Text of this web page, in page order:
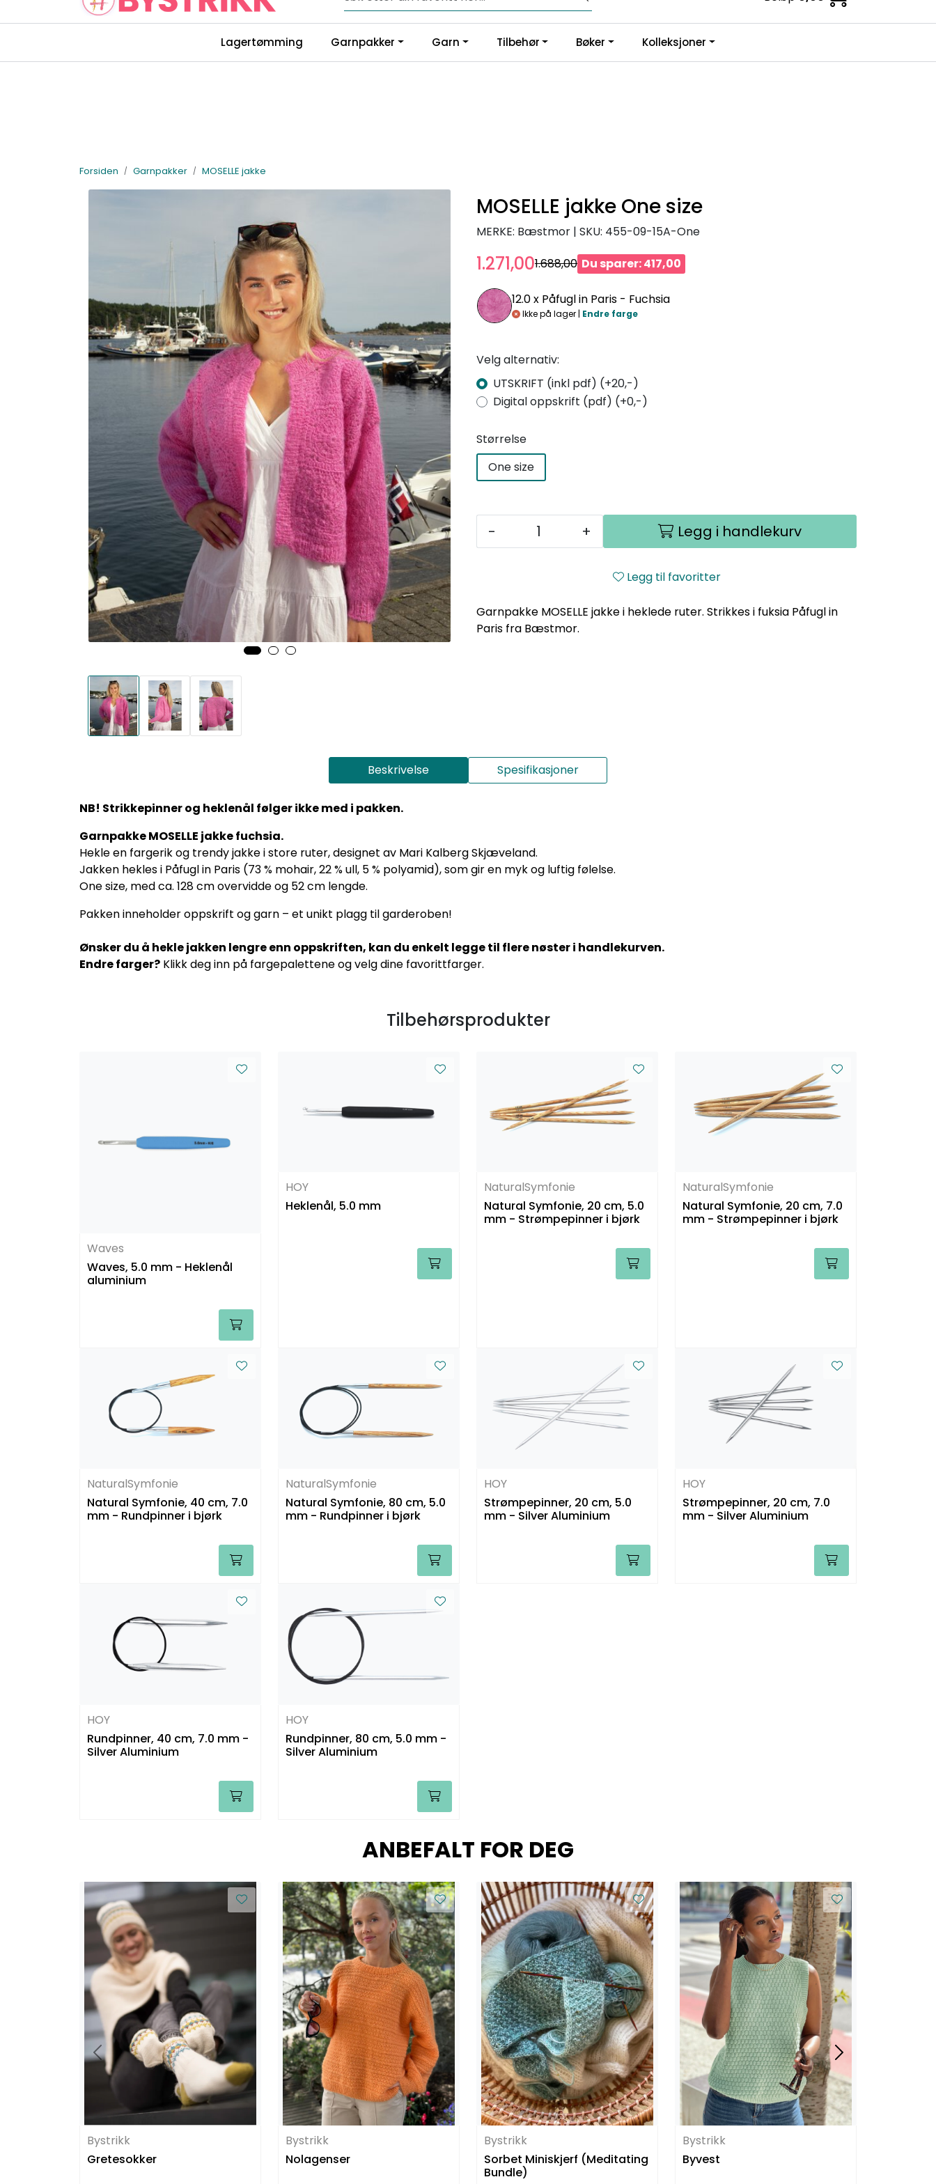
Skip to main content Fri frakt fra kr 1200,-
Infosenter
Lagertømming Garnpakker Garn Tilbehør Bøker Kolleksjoner
Forsiden Garnpakker MOSELLE jakke
MOSELLE jakke One size
MERKE: Bæstmor | SKU: 455-09-15A-One
1.271,001.688,00 Du sparer: 417,00
12.0 x Påfugl in Paris - Fuchsia
Ikke på lager | Endre farge
Velg alternativ:
UTSKRIFT (inkl pdf) (+20,-)
Digital oppskrift (pdf) (+0,-)
Størrelse
One size
- + Legg i handlekurv
Legg til favoritter
Garnpakke MOSELLE jakke i heklede ruter. Strikkes i fuksia Påfugl in
Paris fra Bæstmor.
Beskrivelse Spesifikasjoner
NB! Strikkepinner og heklenål følger ikke med i pakken.
Garnpakke MOSELLE jakke fuchsia.
Hekle en fargerik og trendy jakke i store ruter, designet av Mari Kalberg Skjæveland.
Jakken hekles i Påfugl in Paris (73 % mohair, 22 % ull, 5 % polyamid), som gir en myk og luftig følelse.
One size, med ca. 128 cm overvidde og 52 cm lengde.
Pakken inneholder oppskrift og garn – et unikt plagg til garderoben!
Ønsker du å hekle jakken lengre enn oppskriften, kan du enkelt legge til flere nøster i handlekurven.
Endre farger? Klikk deg inn på fargepalettene og velg dine favorittfarger.
Tilbehørsprodukter
Waves
Waves, 5.0 mm - Heklenål
aluminium
HOY
Heklenål, 5.0 mm
NaturalSymfonie
Natural Symfonie, 20 cm, 5.0
mm - Strømpepinner i bjørk
NaturalSymfonie
Natural Symfonie, 20 cm, 7.0
mm - Strømpepinner i bjørk
NaturalSymfonie
Natural Symfonie, 40 cm, 7.0
mm - Rundpinner i bjørk
NaturalSymfonie
Natural Symfonie, 80 cm, 5.0
mm - Rundpinner i bjørk
HOY
Strømpepinner, 20 cm, 5.0
mm - Silver Aluminium
HOY
Strømpepinner, 20 cm, 7.0
mm - Silver Aluminium
HOY
Rundpinner, 40 cm, 7.0 mm -
Silver Aluminium
HOY
Rundpinner, 80 cm, 5.0 mm -
Silver Aluminium
ANBEFALT FOR DEG
Bystrikk
Gretesokker
Bystrikk
Nolagenser
Bystrikk
Sorbet Miniskjerf (Meditating
Bundle)
Bystrikk
Byvest